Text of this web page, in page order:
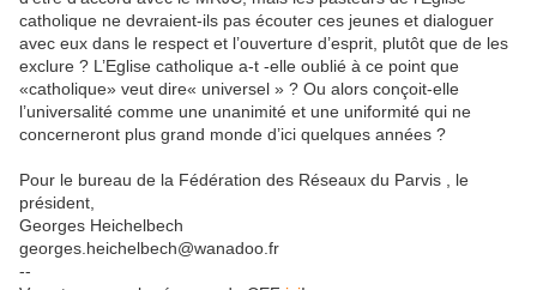
catholique ne devraient-ils pas écouter ces jeunes et dialoguer
avec eux dans le respect et l’ouverture d’esprit, plutôt que de les
exclure ? L’Eglise catholique a-t -elle oublié à ce point que
«catholique» veut dire« universel » ? Ou alors conçoit-elle
l’universalité comme une unanimité et une uniformité qui ne
concerneront plus grand monde d’ici quelques années ?
Pour le bureau de la Fédération des Réseaux du Parvis , le
président,
Georges Heichelbech
georges.heichelbech@wanadoo.fr
--